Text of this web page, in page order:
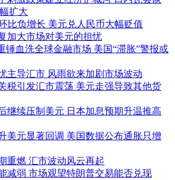
扩大
比负增长 美元兑人民币大幅贬值
加大市场对美元的担忧
锤血洗全球金融市场 美国“滞胀”警报或
主导汇市 风雨欲来加剧市场波动
税引发汇市震荡 美元走强导致其他货
继续压制美元 日本加息预期升温推高
美元显著回调 美国数据公布通胀只增
重燃 汇市波动风云再起
减弱 市场观望特朗普交易能否兑现